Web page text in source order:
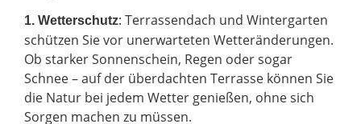
1. Wetterschutz: Terrassendach und Wintergarten
schützen Sie vor unerwarteten Wetteränderungen.
Ob starker Sonnenschein, Regen oder sogar
Schnee – auf der überdachten Terrasse können Sie
die Natur bei jedem Wetter genießen, ohne sich
Sorgen machen zu müssen.